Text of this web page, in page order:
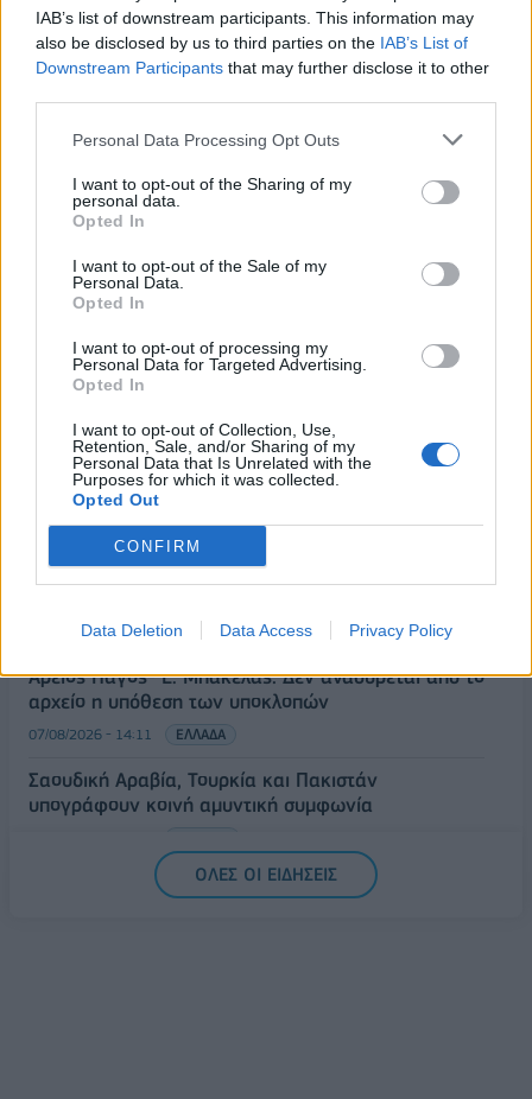
IAB’s list of downstream participants. This information may
also be disclosed by us to third parties on the IAB’s List of
Downstream Participants that may further disclose it to other
Personal Data Processing Opt Outs
I want to opt-out of the Sharing of my
personal data.
Opted In
I want to opt-out of the Sale of my
Personal Data.
Opted In
I want to opt-out of processing my
Personal Data for Targeted Advertising.
Opted In
I want to opt-out of Collection, Use,
Retention, Sale, and/or Sharing of my
Personal Data that Is Unrelated with the
Purposes for which it was collected.
Opted Out
CONFIRM
Data Deletion Data Access Privacy Policy
Στρατηγική επένδυση του EFA GROUP στη Fractal
για την ανάπτυξη προηγμένων αμυντικών
τεχνολογιών
Συνάλλαγμα: Το ευρώ ενισχύεται 0,08%, στα
07/08/2026 - 15:45 ΟΙΚΟΝΟΜΙΑ
Δείκτης Τιμών, με άνοδο 0,57%
07/08/2026 - 15:21
Νέο κύμα καύσωνα στην Ευρώπη – Θερμοκρασίες
άνω των 40°C σε Ιταλία, Ισπανία και Βαλκάνια
07/08/2026 - 14:58
Fourlis: Συμφωνία για την πώληση συμμετοχής στο
Sofia South Ring Mall έναντι 49,35 εκατ. ευρώ
07/08/2026 - 14:39
ΥΠΠΟ: Επιχορηγήσεις 1.106.000 ευρώ για την
ενίσχυση των Πολυθεματικών Φεστιβάλ σε όλη την
07/08/2026 - 14:34 ΟΙΚΟΝΟΜΙΑ
Άρειος Πάγος- Ε. Μπακέλας: Δεν ανασύρεται από το
αρχείο η υπόθεση των υποκλοπών
07/08/2026 - 14:11 ΕΛΛΑΔΑ
Σαουδική Αραβία, Τουρκία και Πακιστάν
υπογράφουν κοινή αμυντική συμφωνία
ΟΛΕΣ ΟΙ ΕΙΔΗΣΕΙΣ